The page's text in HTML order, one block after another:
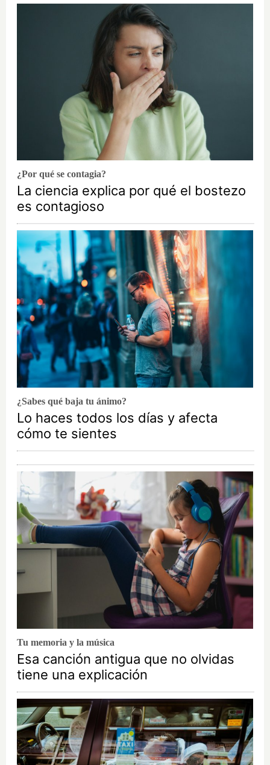
¿Por qué se contagia?
La ciencia explica por qué el bostezo
es contagioso
¿Sabes qué baja tu ánimo?
Lo haces todos los días y afecta
cómo te sientes
Tu memoria y la música
Esa canción antigua que no olvidas
tiene una explicación